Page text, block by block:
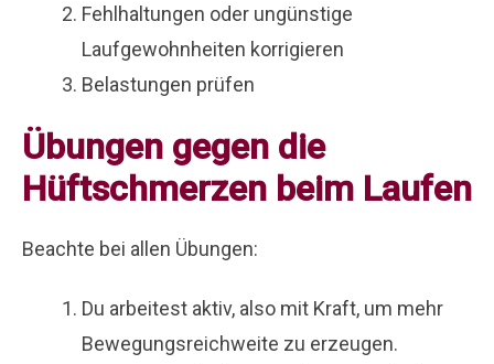
Fehlhaltungen oder ungünstige
Laufgewohnheiten korrigieren
Belastungen prüfen
Übungen gegen die
Hüftschmerzen beim Laufen
Beachte bei allen Übungen:
Du arbeitest aktiv, also mit Kraft, um mehr
Bewegungsreichweite zu erzeugen.